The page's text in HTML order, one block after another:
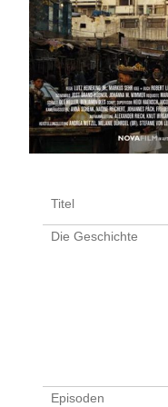
Titel
Die Geschichte
Episoden